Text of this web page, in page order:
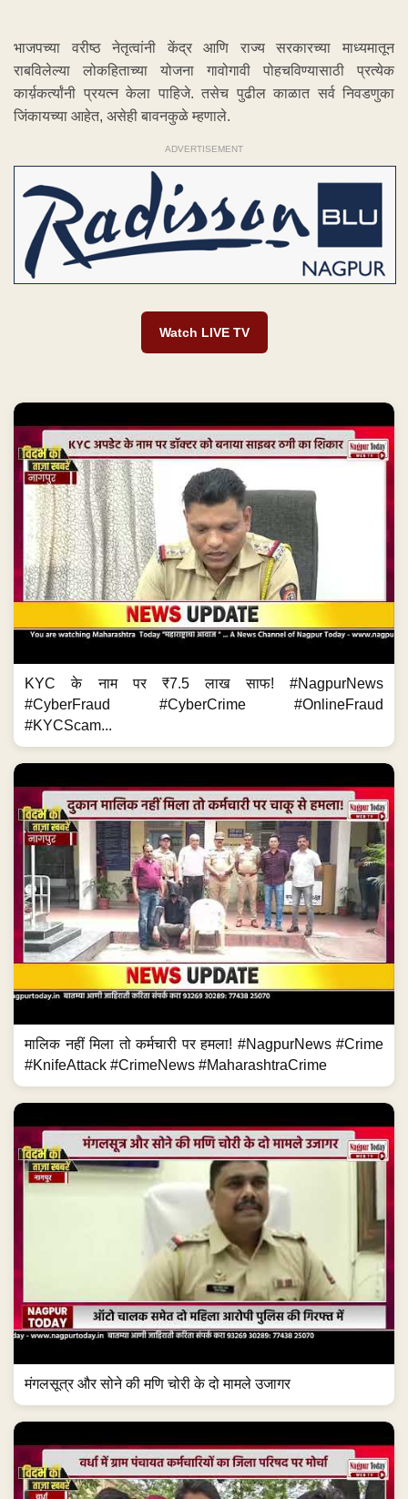
भाजपच्या वरीष्ठ नेतृत्वांनी केंद्र आणि राज्य सरकारच्या माध्यमातून
राबविलेल्या लोकहिताच्या योजना गावोगावी पोहचविण्यासाठी प्रत्येक
कार्य़कर्त्यांनी प्रयत्न केला पाहिजे. तसेच पुढील काळात सर्व निवडणुका
जिंकायच्या आहेत, असेही बावनकुळे म्हणाले.
ADVERTISEMENT
Watch LIVE TV
KYC के नाम पर ₹7.5 लाख साफ! #NagpurNews
#CyberFraud #CyberCrime #OnlineFraud
#KYCScam...
मालिक नहीं मिला तो कर्मचारी पर हमला! #NagpurNews #Crime
#KnifeAttack #CrimeNews #MaharashtraCrime
मंगलसूत्र और सोने की मणि चोरी के दो मामले उजागर